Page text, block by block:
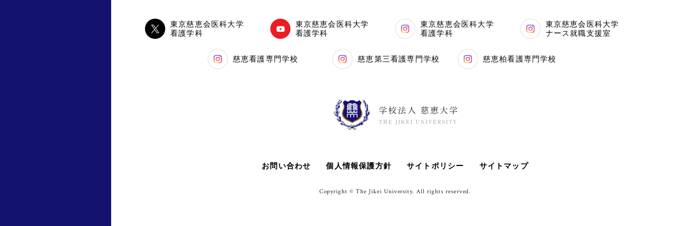
東京慈恵会医科大学
看護学科
東京慈恵会医科大学
看護学科
東京慈恵会医科大学
看護学科
東京慈恵会医科大学
ナース就職支援室
慈恵看護専門学校 慈恵第三看護専門学校 慈恵柏看護専門学校
お問い合わせ 個人情報保護方針 サイトポリシー サイトマップ
Copyright © The Jikei University. All rights reserved.